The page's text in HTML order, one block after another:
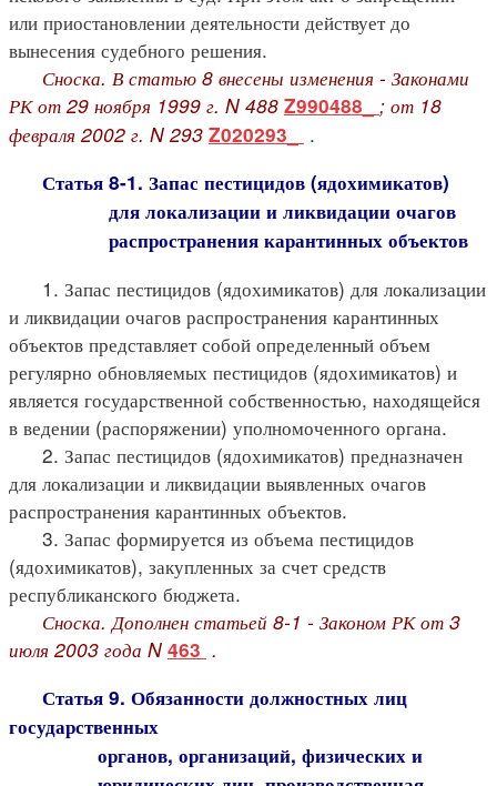
или приостановлении деятельности действует до
вынесения судебного решения.
Сноска. В статью 8 внесены изменения - Законами
РК от 29 ноября 1999 г. N 488 Z990488_ ; от 18
февраля 2002 г. N 293 Z020293_ .
Статья 8-1. Запас пестицидов (ядохимикатов)
для локализации и ликвидации очагов
распространения карантинных объектов
1. Запас пестицидов (ядохимикатов) для локализации
и ликвидации очагов распространения карантинных
объектов представляет собой определенный объем
регулярно обновляемых пестицидов (ядохимикатов) и
является государственной собственностью, находящейся
в ведении (распоряжении) уполномоченного органа.
2. Запас пестицидов (ядохимикатов) предназначен
для локализации и ликвидации выявленных очагов
распространения карантинных объектов.
3. Запас формируется из объема пестицидов
(ядохимикатов), закупленных за счет средств
республиканского бюджета.
Сноска. Дополнен статьей 8-1 - Законом РК от 3
июля 2003 года N 463 .
Статья 9. Обязанности должностных лиц
государственных
органов, организаций, физических и